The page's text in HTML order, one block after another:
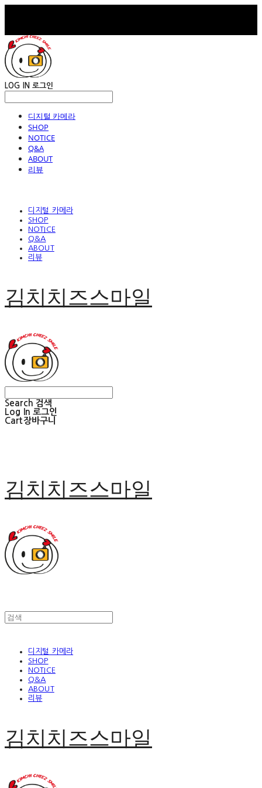
LOG IN 로그인
디지털 카메라
SHOP
NOTICE
Q&A
ABOUT
리뷰
디지털 카메라
SHOP
NOTICE
Q&A
ABOUT
리뷰
김치치즈스마일
Search 검색
Log In 로그인
Cart장바구니
김치치즈스마일
디지털 카메라
SHOP
NOTICE
Q&A
ABOUT
리뷰
김치치즈스마일